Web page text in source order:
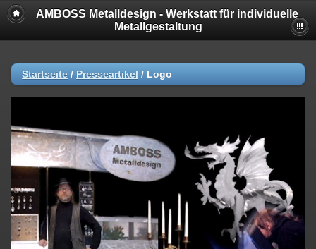
AMBOSS Metalldesign - Werkstatt für individuelle
Metallgestaltung
Startseite / Presseartikel / Logo